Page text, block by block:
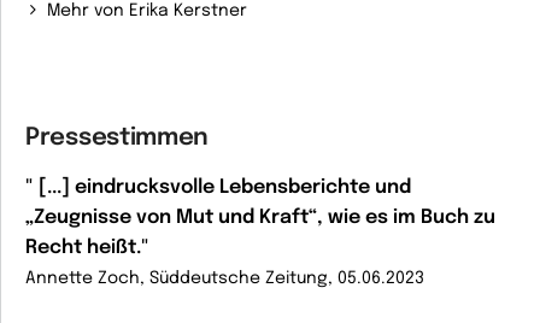
Mehr von Erika Kerstner
Pressestimmen
" [...] eindrucksvolle Lebensberichte und
„Zeugnisse von Mut und Kraft“, wie es im Buch zu
Recht heißt."
Annette Zoch, Süddeutsche Zeitung, 05.06.2023